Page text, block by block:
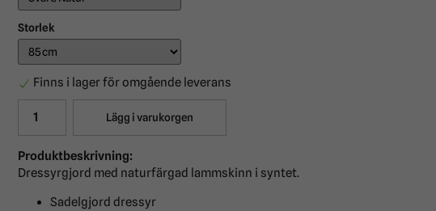
Storlek
Finns i lager för omgående leverans
Lägg i varukorgen
Produktbeskrivning:
Dressyrgjord med naturfärgad lammskinn i syntet.
Sadelgjord dressyr